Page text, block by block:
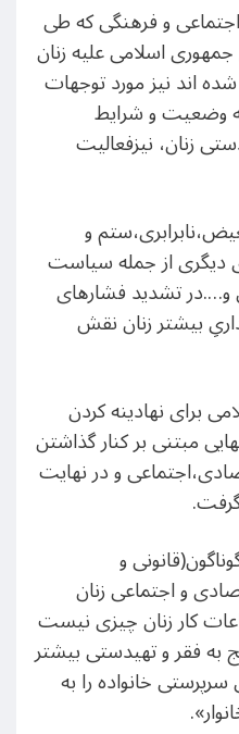
و فرهنگی که طی
اسلامی علیه زنان
شده اند نیز مورد توجهات
وضعیت و شرایط
زنان، نیزفعالیت
و
دیگری از جمله سیاست
و….در تشدید فشارهای
بیشتر زنان نقش
برای نهادینه کردن
مبتنی بر کنار گذاشتن
و در نهایت
و
و اجتماعی زنان
کار زنان چیزی نیست
فقر و تهیدستی بیشتر
سرپرستی خانواده را به